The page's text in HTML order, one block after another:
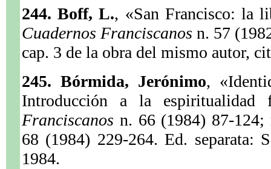
244. Boff, L., «San Francisco: la
Cuadernos Franciscanos n. 57
cap. 3 de la obra del mismo autor,
245. Bórmida, Jerónimo,
Introducción a la espiritualidad
Franciscanos n. 66 (1984) 87-
68 (1984) 229-264. Ed. separata:
1984.